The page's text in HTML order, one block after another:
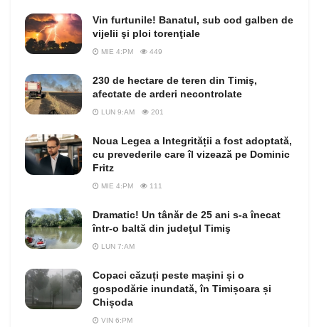
Vin furtunile! Banatul, sub cod galben de
vijelii şi ploi torenţiale
MIE 4:PM 449
230 de hectare de teren din Timiş,
afectate de arderi necontrolate
LUN 9:AM 201
Noua Legea a Integrității a fost adoptată,
cu prevederile care îl vizează pe Dominic
Fritz
MIE 4:PM 111
Dramatic! Un tânăr de 25 ani s-a înecat
într-o baltă din judeţul Timiş
LUN 7:AM
Copaci căzuți peste mașini și o
gospodărie inundată, în Timișoara și
Chișoda
VIN 6:PM